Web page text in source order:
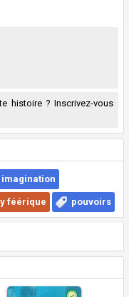
histoire ? Inscrivez-vous
imagination
féérique pouvoirs